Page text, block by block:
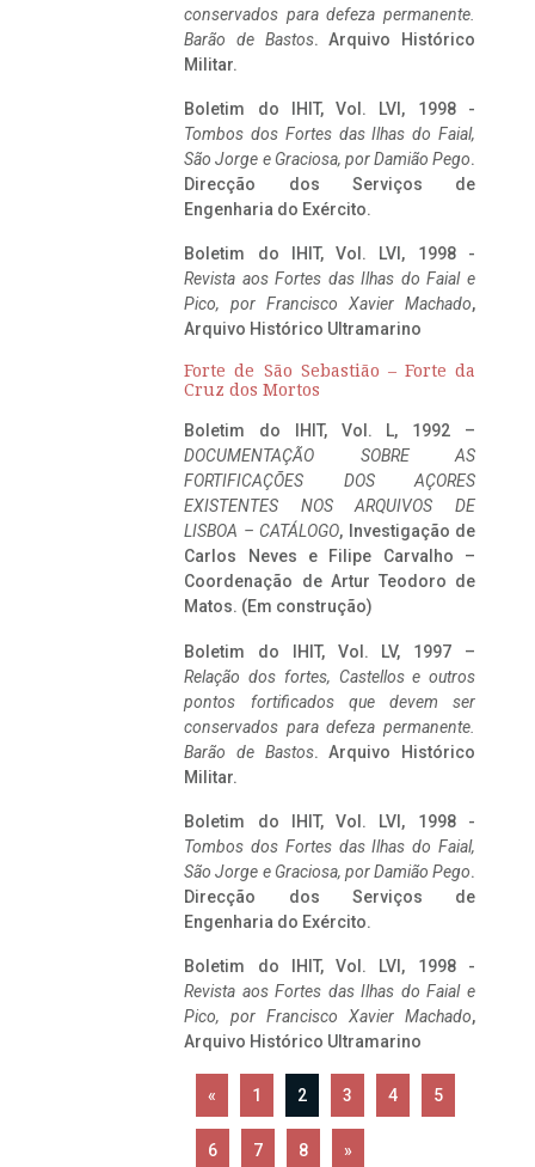
conservados para defeza permanente.
Barão de Bastos. Arquivo Histórico
Militar.
Boletim do IHIT, Vol. LVI, 1998 -
Tombos dos Fortes das Ilhas do Faial,
São Jorge e Graciosa, por Damião Pego.
Direcção dos Serviços de
Engenharia do Exército.
Boletim do IHIT, Vol. LVI, 1998 -
Revista aos Fortes das Ilhas do Faial e
Pico, por Francisco Xavier Machado,
Arquivo Histórico Ultramarino
Forte de São Sebastião – Forte da
Cruz dos Mortos
Boletim do IHIT, Vol. L, 1992 –
DOCUMENTAÇÃO SOBRE AS
FORTIFICAÇÕES DOS AÇORES
EXISTENTES NOS ARQUIVOS DE
LISBOA – CATÁLOGO, Investigação de
Carlos Neves e Filipe Carvalho –
Coordenação de Artur Teodoro de
Matos. (Em construção)
Boletim do IHIT, Vol. LV, 1997 –
Relação dos fortes, Castellos e outros
pontos fortificados que devem ser
conservados para defeza permanente.
Barão de Bastos. Arquivo Histórico
Militar.
Boletim do IHIT, Vol. LVI, 1998 -
Tombos dos Fortes das Ilhas do Faial,
São Jorge e Graciosa, por Damião Pego.
Direcção dos Serviços de
Engenharia do Exército.
Boletim do IHIT, Vol. LVI, 1998 -
Revista aos Fortes das Ilhas do Faial e
Pico, por Francisco Xavier Machado,
Arquivo Histórico Ultramarino
« 1 2 3 4 5
6 7 8 »